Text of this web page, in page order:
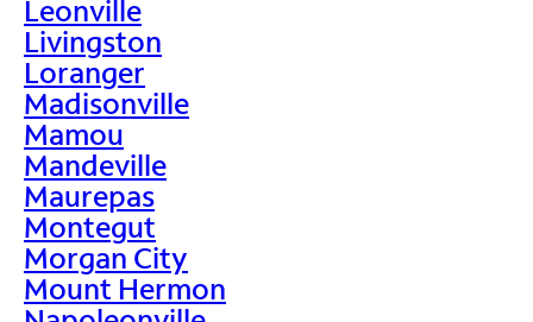
Leonville
Livingston
Loranger
Madisonville
Mamou
Mandeville
Maurepas
Montegut
Morgan City
Mount Hermon